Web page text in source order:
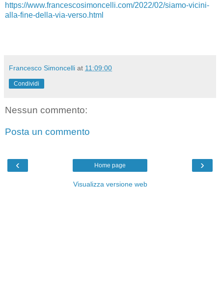
https://www.francescosimoncelli.com/2022/02/siamo-vicini-
alla-fine-della-via-verso.html
Francesco Simoncelli at 11:09:00
Condividi
Nessun commento:
Posta un commento
‹ ›
Home page
Visualizza versione web